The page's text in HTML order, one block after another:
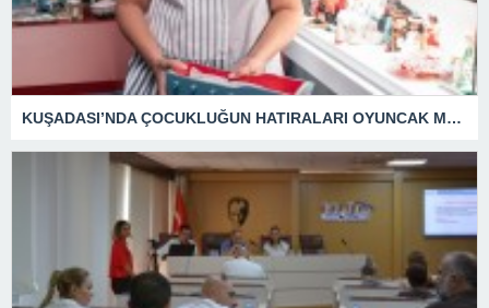
KUŞADASI’NDA ÇOCUKLUĞUN HATIRALARI OYUNCAK MÜZESİNDE HAYAT BULACAK